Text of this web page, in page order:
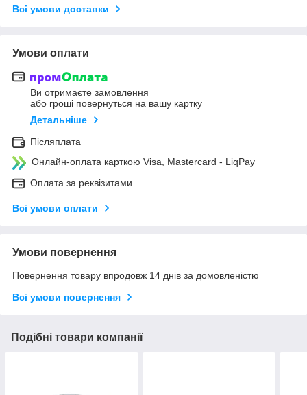
Всі умови доставки
Умови оплати
Ви отримаєте замовлення
або гроші повернуться на вашу картку
Детальніше
Післяплата
Онлайн-оплата карткою Visa, Mastercard - LiqPay
Оплата за реквізитами
Всі умови оплати
Умови повернення
Повернення товару впродовж 14 днів за домовленістю
Всі умови повернення
Подібні товари компанії